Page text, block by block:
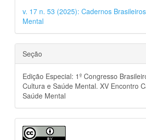
v. 17 n. 53 (2025): Cadernos
Mental
Seção
Edição Especial: 1º Congresso
Cultura e Saúde Mental. XV Encontro
Saúde Mental